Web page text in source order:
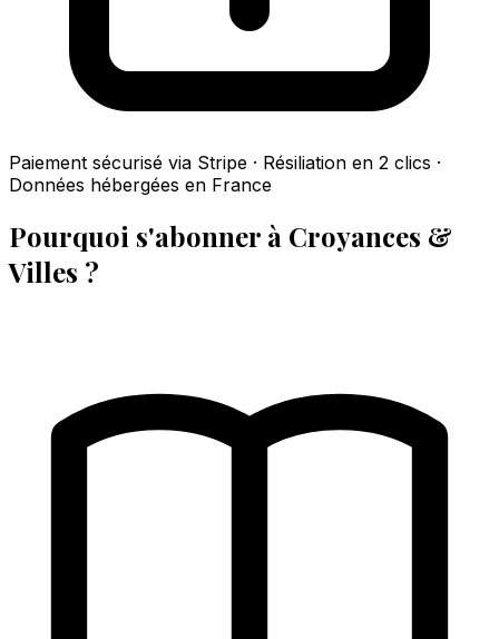
Paiement sécurisé via Stripe · Résiliation en 2 clics ·
Données hébergées en France
Pourquoi s'abonner à Croyances &
Villes ?